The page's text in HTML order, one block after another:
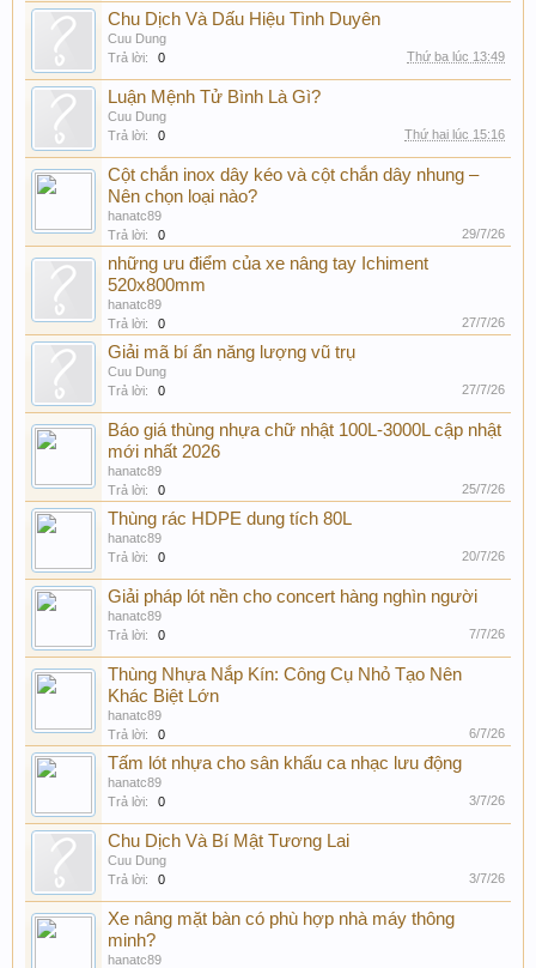
Chu Dịch Và Dấu Hiệu Tình Duyên
Cuu Dung
Trả lời:
0 Thứ ba lúc 13:49
Luận Mệnh Tử Bình Là Gì?
Cuu Dung
Trả lời:
0 Thứ hai lúc 15:16
Cột chắn inox dây kéo và cột chắn dây nhung –
Nên chọn loại nào?
hanatc89
Trả lời:
0 29/7/26
những ưu điểm của xe nâng tay Ichiment
520x800mm
hanatc89
Trả lời:
0 27/7/26
Giải mã bí ẩn năng lượng vũ trụ
Cuu Dung
Trả lời:
0 27/7/26
Báo giá thùng nhựa chữ nhật 100L-3000L cập nhật
mới nhất 2026
hanatc89
Trả lời:
0 25/7/26
Thùng rác HDPE dung tích 80L
hanatc89
Trả lời:
0 20/7/26
Giải pháp lót nền cho concert hàng nghìn người
hanatc89
Trả lời:
0 7/7/26
Thùng Nhựa Nắp Kín: Công Cụ Nhỏ Tạo Nên
Khác Biệt Lớn
hanatc89
Trả lời:
0 6/7/26
Tấm lót nhựa cho sân khấu ca nhạc lưu động
hanatc89
Trả lời:
0 3/7/26
Chu Dịch Và Bí Mật Tương Lai
Cuu Dung
Trả lời:
0 3/7/26
Xe nâng mặt bàn có phù hợp nhà máy thông
minh?
hanatc89